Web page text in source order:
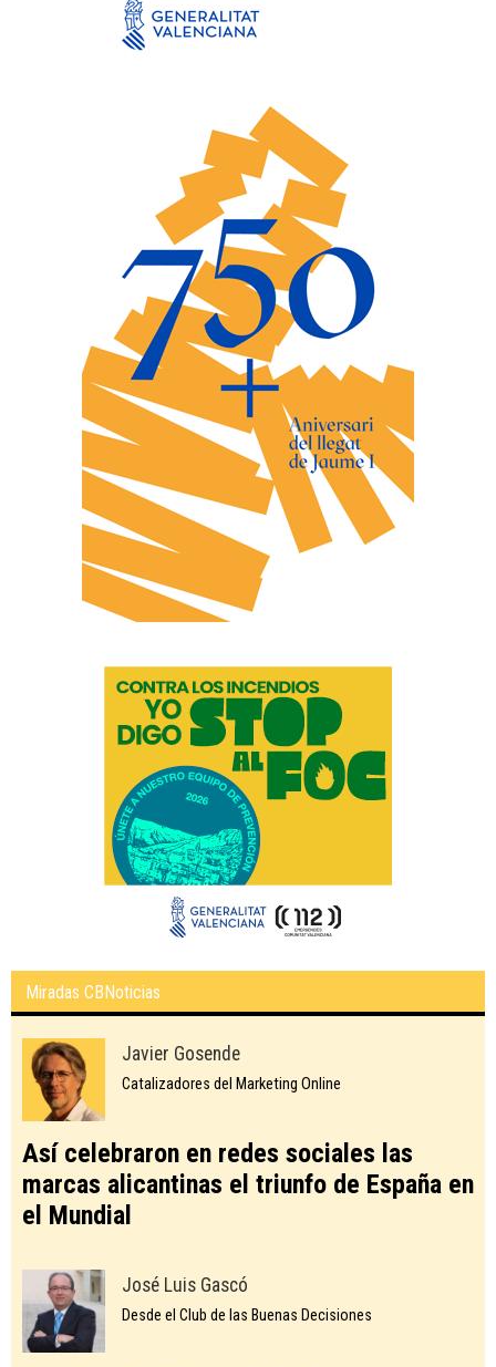
Miradas CBNoticias
Javier Gosende
Catalizadores del Marketing Online
Así celebraron en redes sociales las
marcas alicantinas el triunfo de España en
el Mundial
José Luis Gascó
Desde el Club de las Buenas Decisiones